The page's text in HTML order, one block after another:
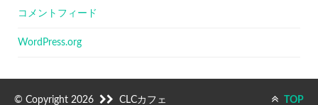
コメントフィード
WordPress.org
© Copyright 2026 CLCカフェ TOP